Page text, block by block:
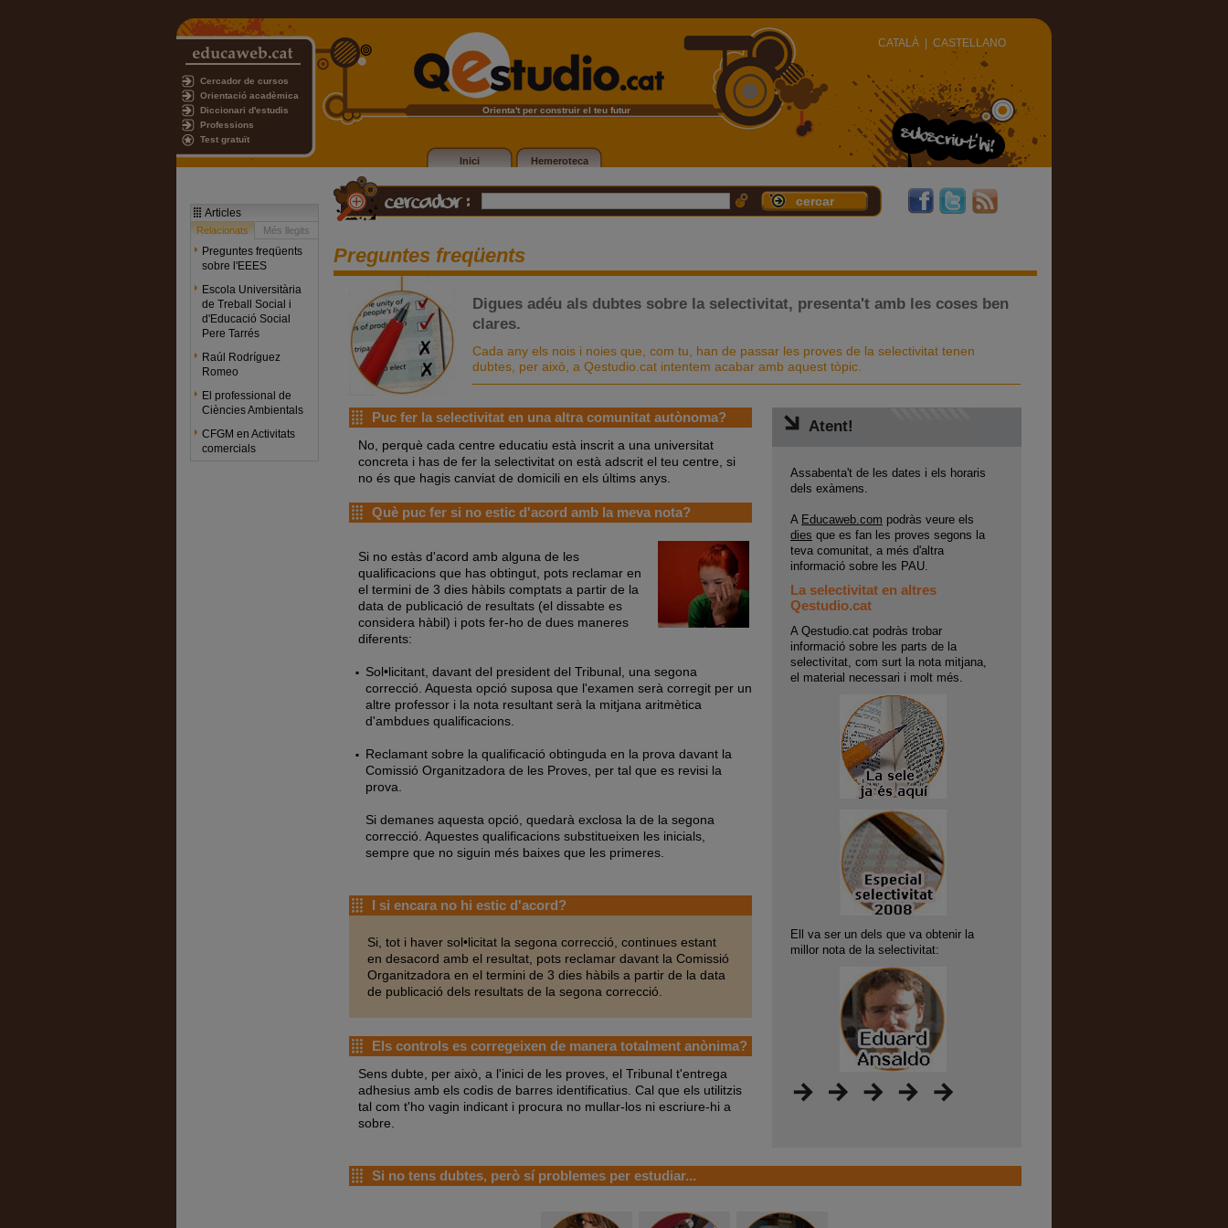
Cercador de cursos
Orientació acadèmica
Diccionari d'estudis
Professions
Test gratuït
Orienta't per construir el teu futur
Inici Hemeroteca
CATALÀ CASTELLANO
Articles
Relacionats Més llegits
Preguntes freqüents
sobre l'EEES
Escola Universitària
de Treball Social i
d'Educació Social
Pere Tarrés
Raúl Rodríguez
Romeo
El professional de
Ciències Ambientals
CFGM en Activitats
comercials
Preguntes freqüents
Digues adéu als dubtes sobre la selectivitat, presenta't amb les coses ben
clares.
Cada any els nois i noies que, com tu, han de passar les proves de la selectivitat tenen
dubtes, per això, a Qestudio.cat intentem acabar amb aquest tòpic.
Puc fer la selectivitat en una altra comunitat autònoma?
No, perquè cada centre educatiu està inscrit a una universitat
concreta i has de fer la selectivitat on està adscrit el teu centre, si
no és que hagis canviat de domicili en els últims anys.
Què puc fer si no estic d'acord amb la meva nota?
Si no estàs d'acord amb alguna de les
qualificacions que has obtingut, pots reclamar en
el termini de 3 dies hàbils comptats a partir de la
data de publicació de resultats (el dissabte es
considera hàbil) i pots fer-ho de dues maneres
diferents:
Sol•licitant, davant del president del Tribunal, una segona
correcció. Aquesta opció suposa que l'examen serà corregit per un
altre professor i la nota resultant serà la mitjana aritmètica
d'ambdues qualificacions.
Reclamant sobre la qualificació obtinguda en la prova davant la
Comissió Organitzadora de les Proves, per tal que es revisi la
prova.
Si demanes aquesta opció, quedarà exclosa la de la segona
correcció. Aquestes qualificacions substitueixen les inicials,
sempre que no siguin més baixes que les primeres.
I si encara no hi estic d'acord?
Si, tot i haver sol•licitat la segona correcció, continues estant
en desacord amb el resultat, pots reclamar davant la Comissió
Organitzadora en el termini de 3 dies hàbils a partir de la data
de publicació dels resultats de la segona correcció.
Els controls es corregeixen de manera totalment anònima?
Sens dubte, per això, a l'inici de les proves, el Tribunal t'entrega
adhesius amb els codis de barres identificatius. Cal que els utilitzis
tal com t'ho vagin indicant i procura no mullar-los ni escriure-hi a
sobre.
Atent!
Assabenta't de les dates i els horaris
dels exàmens.
A Educaweb.com podràs veure els
dies que es fan les proves segons la
teva comunitat, a més d'altra
informació sobre les PAU.
La selectivitat en altres
Qestudio.cat
A Qestudio.cat podràs trobar
informació sobre les parts de la
selectivitat, com surt la nota mitjana,
el material necessari i molt més.
Ell va ser un dels que va obtenir la
millor nota de la selectivitat:
Si no tens dubtes, però sí problemes per estudiar...